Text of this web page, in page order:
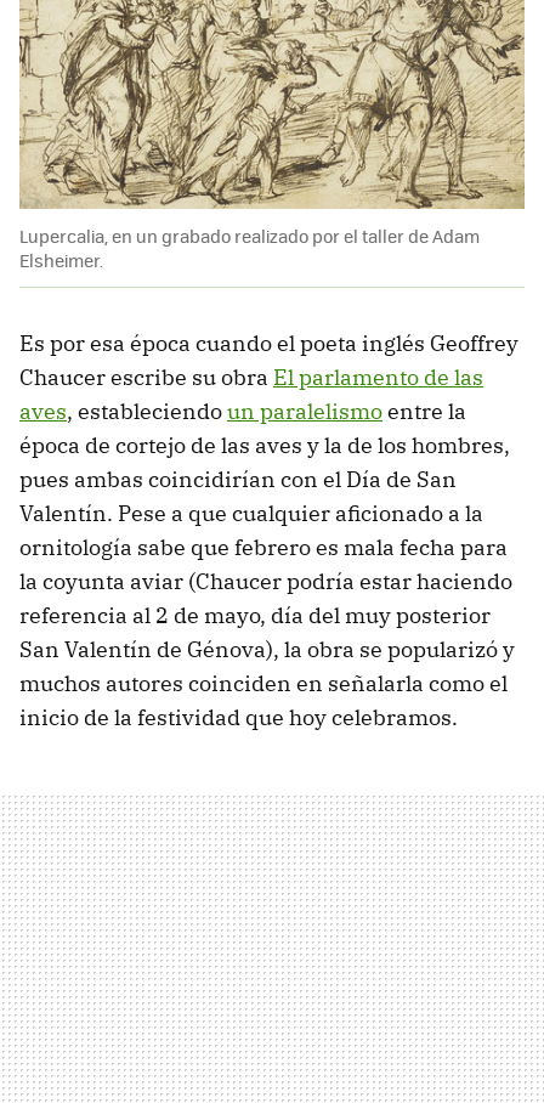
Lupercalia, en un grabado realizado por el taller de Adam
Elsheimer.
Es por esa época cuando el poeta inglés Geoffrey
Chaucer escribe su obra El parlamento de las
aves, estableciendoun paralelismoentre la
época de cortejo de las aves y la de los hombres,
pues ambas coincidirían con el Día de San
Valentín. Pese a que cualquier aficionado a la
ornitología sabe que febrero es mala fecha para
la coyunta aviar (Chaucer podría estar haciendo
referencia al 2 de mayo, día del muy posterior
San Valentín de Génova), la obra se popularizó y
muchos autores coinciden en señalarla como el
inicio de la festividad que hoy celebramos.